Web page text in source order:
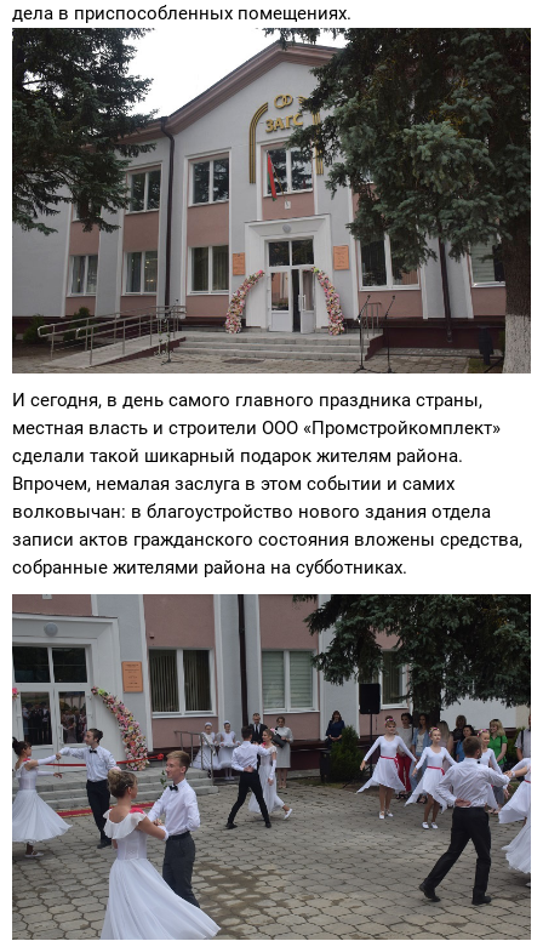
дела в приспособленных помещениях.
И сегодня, в день самого главного праздника страны,
местная власть и строители ООО «Промстройкомплект»
сделали такой шикарный подарок жителям района.
Впрочем, немалая заслуга в этом событии и самих
волковычан: в благоустройство нового здания отдела
записи актов гражданского состояния вложены средства,
собранные жителями района на субботниках.